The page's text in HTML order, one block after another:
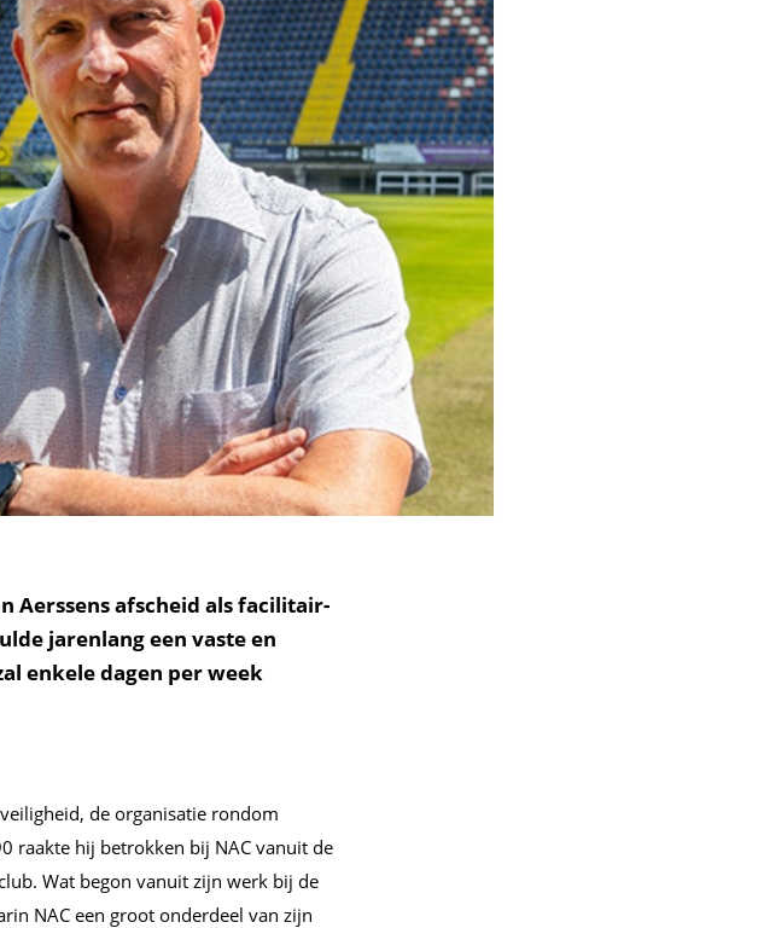
Aerssens afscheid als facilitair-
jarenlang een vaste en
enkele dagen per week
de organisatie rondom
raakte hij betrokken bij NAC vanuit de
Wat begon vanuit zijn werk bij de
NAC een groot onderdeel van zijn